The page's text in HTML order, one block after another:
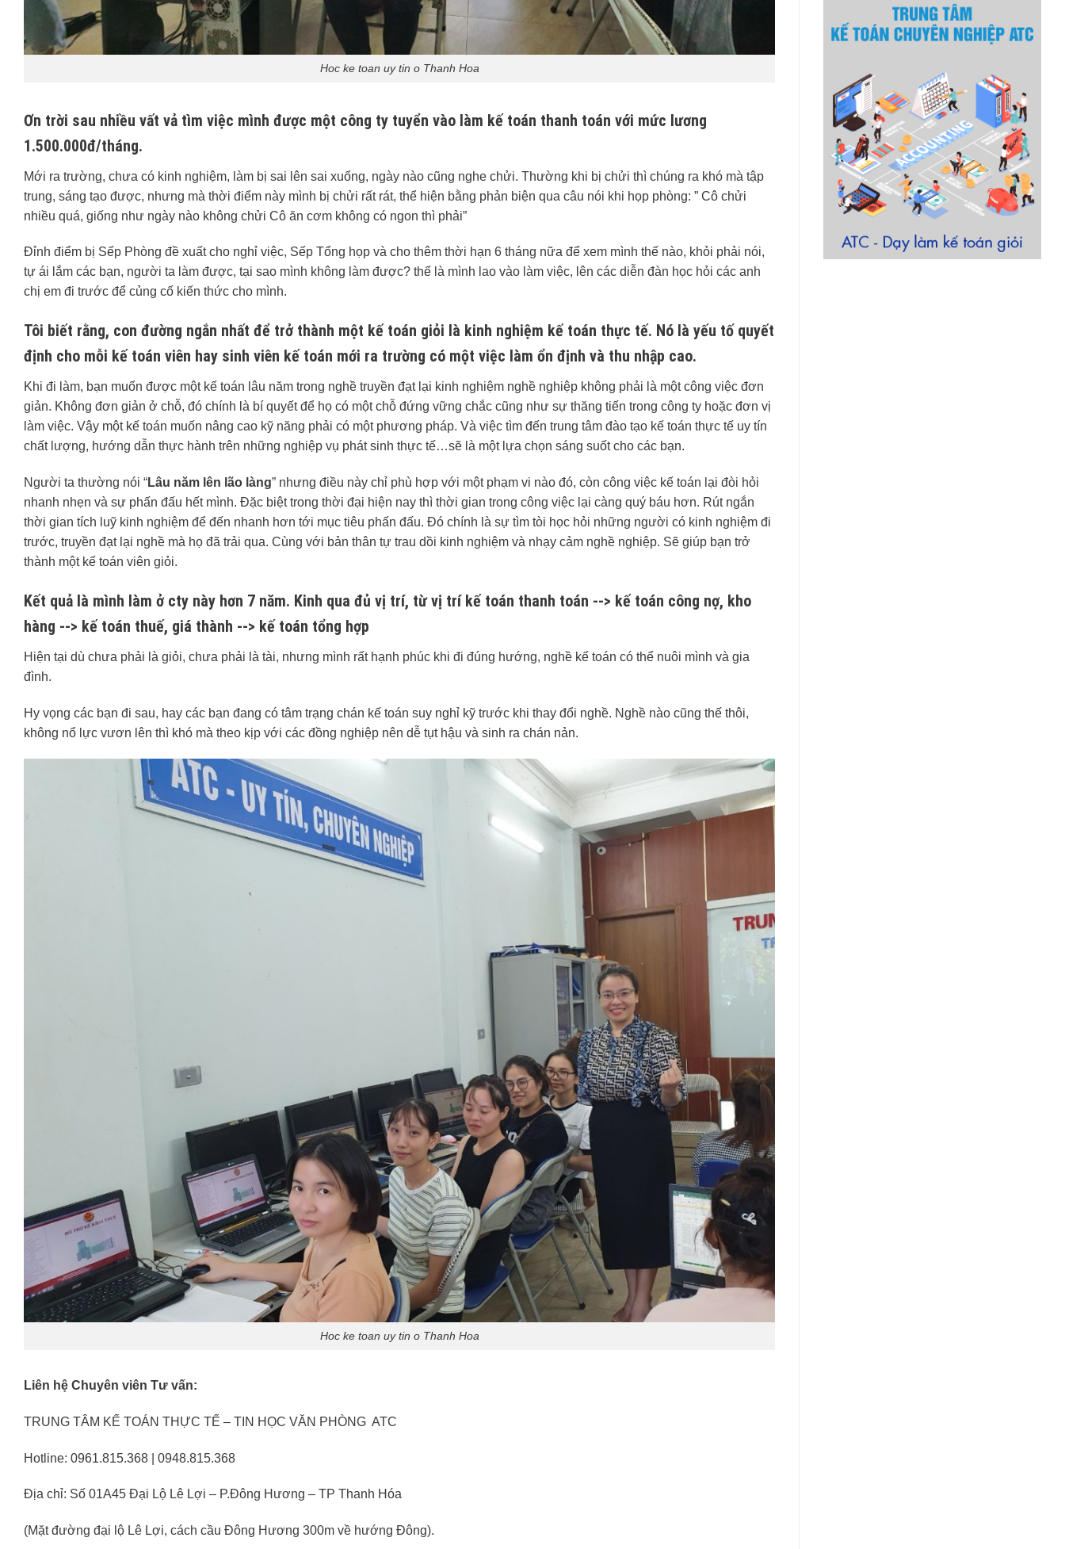
Hoc ke toan uy tin o Thanh Hoa
Ơn trời sau nhiều vất vả tìm việc mình được một công ty tuyển vào làm kế toán thanh toán với mức lương
1.500.000đ/tháng.
Mới ra trường, chưa có kinh nghiệm, làm bị sai lên sai xuống, ngày nào cũng nghe chửi. Thường khi bị chửi thì chúng ra khó mà tập
trung, sáng tạo được, nhưng mà thời điểm này mình bị chửi rất rát, thể hiện bằng phản biện qua câu nói khi họp phòng: ” Cô chửi
nhiều quá, giống như ngày nào không chửi Cô ăn cơm không có ngon thì phải”
Đỉnh điểm bị Sếp Phòng đề xuất cho nghỉ việc, Sếp Tổng họp và cho thêm thời hạn 6 tháng nữa để xem mình thế nào, khỏi phải nói,
tự ái lắm các bạn, người ta làm được, tại sao mình không làm được? thế là mình lao vào làm việc, lên các diễn đàn học hỏi các anh
chị em đi trước để củng cố kiến thức cho mình.
Tôi biết rằng, con đường ngắn nhất để trở thành một kế toán giỏi là kinh nghiệm kế toán thực tế. Nó là yếu tố quyết
định cho mỗi kế toán viên hay sinh viên kế toán mới ra trường có một việc làm ổn định và thu nhập cao.
Khi đi làm, bạn muốn được một kế toán lâu năm trong nghề truyền đạt lại kinh nghiệm nghề nghiệp không phải là một công việc đơn
giản. Không đơn giản ở chỗ, đó chính là bí quyết để họ có một chỗ đứng vững chắc cũng như sự thăng tiến trong công ty hoặc đơn vị
làm việc. Vậy một kế toán muốn nâng cao kỹ năng phải có một phương pháp. Và việc tìm đến trung tâm đào tạo kế toán thực tế uy tín
chất lượng, hướng dẫn thực hành trên những nghiệp vụ phát sinh thực tế…sẽ là một lựa chọn sáng suốt cho các bạn.
Người ta thường nói “Lâu năm lên lão làng” nhưng điều này chỉ phù hợp với một phạm vi nào đó, còn công việc kế toán lại đòi hỏi
nhanh nhẹn và sự phấn đấu hết mình. Đặc biệt trong thời đại hiện nay thì thời gian trong công việc lại càng quý báu hơn. Rút ngắn
thời gian tích luỹ kinh nghiệm để đến nhanh hơn tới mục tiêu phấn đấu. Đó chính là sự tìm tòi học hỏi những người có kinh nghiệm đi
trước, truyền đạt lại nghề mà họ đã trải qua. Cùng với bản thân tự trau dồi kinh nghiệm và nhạy cảm nghề nghiệp. Sẽ giúp bạn trở
thành một kế toán viên giỏi.
Kết quả là mình làm ở cty này hơn 7 năm. Kinh qua đủ vị trí, từ vị trí kế toán thanh toán --> kế toán công nợ, kho
hàng --> kế toán thuế, giá thành --> kế toán tổng hợp
Hiện tại dù chưa phải là giỏi, chưa phải là tài, nhưng mình rất hạnh phúc khi đi đúng hướng, nghề kế toán có thể nuôi mình và gia
đình.
Hy vọng các bạn đi sau, hay các bạn đang có tâm trạng chán kế toán suy nghỉ kỹ trước khi thay đổi nghề. Nghề nào cũng thế thôi,
không nổ lực vươn lên thì khó mà theo kịp với các đồng nghiệp nên dễ tụt hậu và sinh ra chán nản.
Hoc ke toan uy tin o Thanh Hoa
Liên hệ Chuyên viên Tư vấn:
TRUNG TÂM KẾ TOÁN THỰC TẾ – TIN HỌC VĂN PHÒNG ATC
Hotline: 0961.815.368 | 0948.815.368
Địa chỉ: Số 01A45 Đại Lộ Lê Lợi – P.Đông Hương – TP Thanh Hóa
(Mặt đường đại lộ Lê Lợi, cách cầu Đông Hương 300m về hướng Đông).